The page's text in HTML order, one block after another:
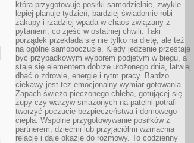
która przygotowuje posiłki samodzielnie, zwykle
lepiej planuje tydzień, bardziej świadomie robi
zakupy i rzadziej wpada w chaos związany z
pytaniem, co zjeść w ostatniej chwili. Taki
porządek przekłada się nie tylko na dietę, ale też
na ogólne samopoczucie. Kiedy jedzenie przestaje
być przypadkowym wyborem podjętym w biegu, a
staje się elementem dobrze ułożonego dnia, łatwiej
dbać o zdrowie, energię i rytm pracy. Bardzo
ciekawy jest też emocjonalny wymiar gotowania.
Zapach świeżo pieczonego chleba, gotującej się
zupy czy warzyw smażonych na patelni potrafi
tworzyć poczucie bezpieczeństwa i domowego
ciepła. Wspólne przygotowywanie posiłków z
partnerem, dziećmi lub przyjaciółmi wzmacnia
relacje i daje okazję do rozmowy. To codzienny